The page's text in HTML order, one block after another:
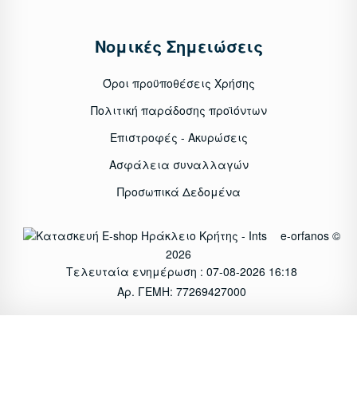
Νομικές Σημειώσεις
Όροι προϋποθέσεις Χρήσης
Πολιτική παράδοσης προϊόντων
Επιστροφές - Ακυρώσεις
Ασφάλεια συναλλαγών
Προσωπικά Δεδομένα
e-orfanos ©
2026
Τελευταία ενημέρωση : 07-08-2026 16:18
Αρ. ΓΕΜΗ: 77269427000